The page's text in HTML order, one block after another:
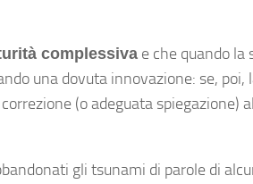
complessiva e che quando
una dovuta innovazione: se, poi,
(o adeguata spiegazione)
gli tsunami di parole di